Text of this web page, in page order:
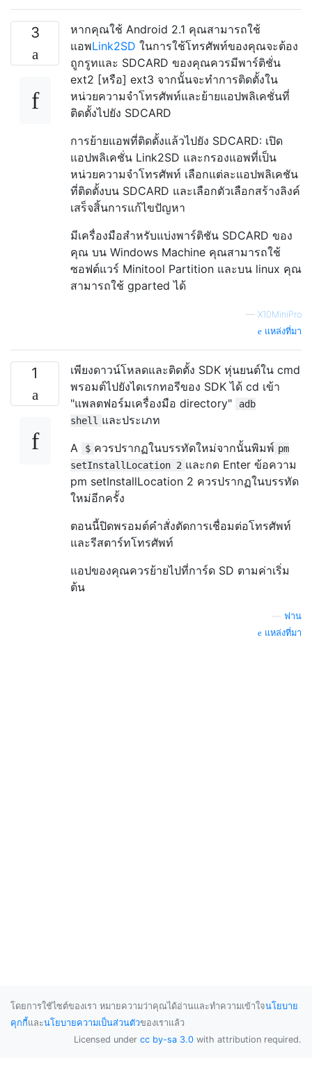
3
หากคุณใช้ Android 2.1 คุณสามารถใช้
แอพLink2SD ในการใช้โทรศัพท์ของคุณจะต้อง
ถูกรูทและ SDCARD ของคุณควรมีพาร์ติชั่น
ext2 [หรือ] ext3 จากนั้นจะทำการติดตั้งใน
หน่วยความจำโทรศัพท์และย้ายแอปพลิเคชั่นที่
ติดตั้งไปยัง SDCARD
การย้ายแอพที่ติดตั้งแล้วไปยัง SDCARD: เปิด
แอปพลิเคชั่น Link2SD และกรองแอพที่เป็น
หน่วยความจำโทรศัพท์ เลือกแต่ละแอปพลิเคชัน
ที่ติดตั้งบน SDCARD และเลือกตัวเลือกสร้างลิงค์
เสร็จสิ้นการแก้ไขปัญหา
มีเครื่องมือสำหรับแบ่งพาร์ติชัน SDCARD ของ
คุณ บน Windows Machine คุณสามารถใช้
ซอฟต์แวร์ Minitool Partition และบน linux คุณ
สามารถใช้ gparted ได้
— X10MiniPro
แหล่งที่มา
1
เพียงดาวน์โหลดและติดตั้ง SDK หุ่นยนต์ใน cmd
พรอมต์ไปยังไดเรกทอรีของ SDK ได้ cd เข้า
"แพลตฟอร์มเครื่องมือ directory"
adb
shell และประเภท
A
$ ควรปรากฏในบรรทัดใหม่จากนั้นพิมพ์ pm
setInstallLocation 2 และกด Enter ข้อความ
pm setInstallLocation 2 ควรปรากฏในบรรทัด
ใหม่อีกครั้ง
ตอนนี้ปิดพรอมต์คำสั่งตัดการเชื่อมต่อโทรศัพท์
และรีสตาร์ทโทรศัพท์
แอปของคุณควรย้ายไปที่การ์ด SD ตามค่าเริ่ม
ต้น
ฟาน
แหล่งที่มา
โดยการใช้ไซต์ของเรา หมายความว่าคุณได้อ่านและทำความเข้าใจนโยบาย
คุกกี้และนโยบายความเป็นส่วนตัวของเราแล้ว
Licensed under cc by-sa 3.0 with attribution required.